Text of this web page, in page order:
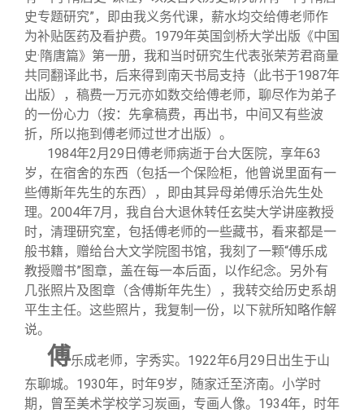
史专题研究”，即由我义务代课，薪水均交给傅老师作
为补贴医药及看护费。1979年英国剑桥大学出版《中国
史·隋唐篇》第一册，我和当时研究生代表张荣芳君商量
共同翻译此书，后来得到南天书局支持（此书于1987年
出版），稿费一万元亦如数交给傅老师，聊尽作为弟子
的一份心力（按：先拿稿费，再出书，中间又有些波
折，所以拖到傅老师过世才出版）。
1984年2月29日傅老师病逝于台大医院，享年63
岁，在宿舍的东西（包括一个保险柜，他曾说里面有一
些傅斯年先生的东西），即由其异母弟傅乐治先生处
理。2004年7月，我自台大退休转任玄奘大学讲座教授
时，清理研究室，包括傅老师的一些藏书，看来都是一
般书籍，赠给台大文学院图书馆，我刻了一颗“傅乐成
教授赠书”图章，盖在每一本后面，以作纪念。另外有
几张照片及图章（含傅斯年先生），我转交给历史系胡
平生主任。这些照片，我复制一份，以下就所知略作解
说。
傅乐成老师，字秀实。1922年6月29日出生于山
东聊城。1930年，时年9岁，随家迁至济南。小学时
期，曾至美术学校学习炭画，专画人像。1934年，时年